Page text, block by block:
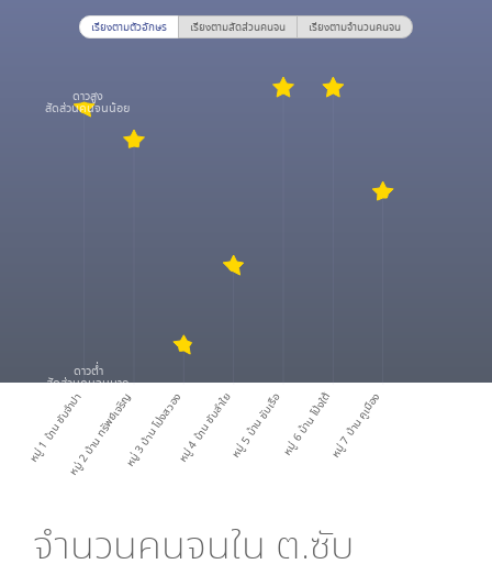
เรียงตามตัวอักษร เรียงตามสัดส่วนคนจน เรียงตามจำนวนคนจน
หมู่ 1 บ้าน ซับจำปาหมู่ 2 บ้าน ทรัพย์เจริญหมู่ 3 บ้าน โป่งสวองหมู่ 4 บ้าน ซับลำใยหมู่ 5 บ้าน ซับเรือหมู่ 6 บ้าน โป่งใต้หมู่ 7 บ้าน คูเมือง
ดาวสูง
สัดส่วนคนจนน้อย
ดาวต่ำ
สัดส่วนคนจนมาก
จำนวนคนจนใน ต.ซับ